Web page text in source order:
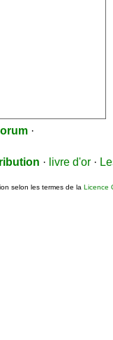
·
· livre d'or ·
selon les termes de la Licence